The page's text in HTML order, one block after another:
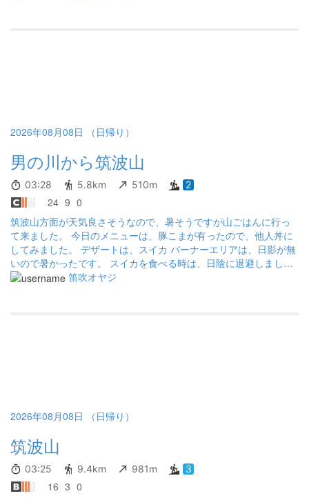
2026年08月08日 （日帰り）
男の川から筑波山
03:28 5.8km 510m 2
24 9 0
筑波山方面が天気良さそうなので、暑そうですが山ごはんに行っ
て来ました。 今日のメニューは、豚こまが有ったので、他人丼に
してみました。 デザートは、スイカ バーナーエリアは、日影が無
いので暑かったです。 スイカを食べる時は、日陰に退避しまし
た。 どうにか、熱中症にならずに下山出来ました。
笛吹オヤジ
2026年08月08日 （日帰り）
筑波山
03:25 9.4km 981m 3
16 3 0